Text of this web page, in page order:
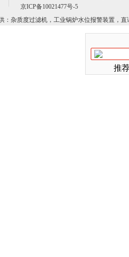
京ICP备10021477号-5
杂质度过滤机，工业锅炉水位报警装置，
推